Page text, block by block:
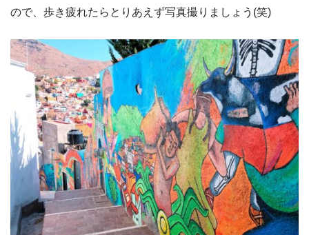
ので、歩き疲れたらとりあえず写真撮りましょう(笑)